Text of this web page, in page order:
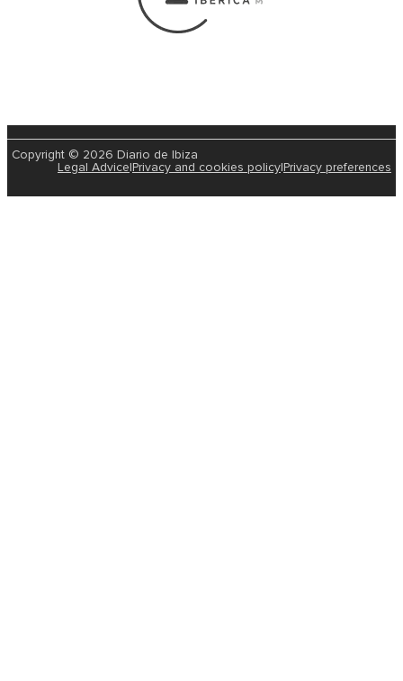
Copyright © 2026 Diario de Ibiza
Legal Advice Privacy and cookies policy Privacy preferences